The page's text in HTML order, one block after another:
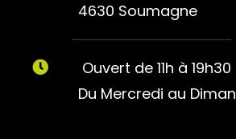
4630 Soumagne
Ouvert de 11h à 19h30
Du Mercredi au